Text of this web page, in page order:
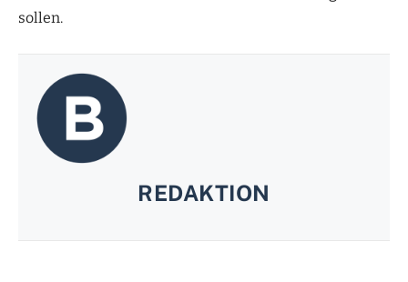
sollen.
REDAKTION